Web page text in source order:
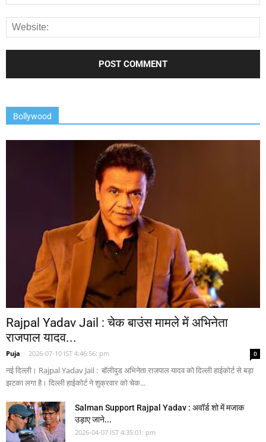
Bollywood
Rajpal Yadav Jail : चेक बाउंस मामले में अभिनेता
राजपाल यादव...
Puja - 2026-07-10 IST 4:46:56: pm 0
नई दिल्ली। Rajpal Yadav Jail : बॉलीवुड अभिनेता राजपाल यादव को दिल्ली हाईकोर्ट से बड़ा
झटका लगा है। दिल्ली हाईकोर्ट ने शुक्रवार को चेक...
Salman Support Rajpal Yadav : अवॉर्ड शो में मजाक
उड़ाए जाने...
2026-04-07 IST 4:35:01: pm